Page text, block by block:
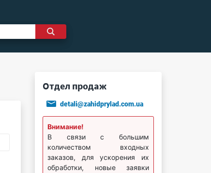
Отдел продаж
detali@zahidprylad.com.ua
Внимание!
В связи с большим
количеством входных
заказов, для ускорения их
обработки, новые заявки